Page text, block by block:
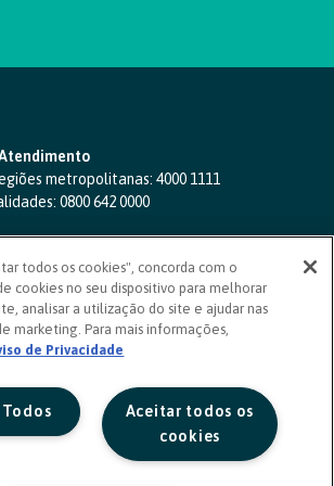
metropolitanas: 4000 1111
0800 642 0000
-0800 724 4420
(de segunda a sexta, das 8h às 20h)
ou de fala
todos os cookies", concorda com o
cookies no seu dispositivo para melhorar
analisar a utilização do site e ajudar nas
marketing. Para mais informações,
de Privacidade
Aceitar todos os
cookies